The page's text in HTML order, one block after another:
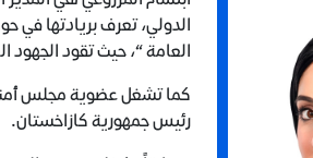
الدولي، تعرف بريادتها في
العامة “، حيث تقود الجهود
رئيس جمهورية كازاخستان.